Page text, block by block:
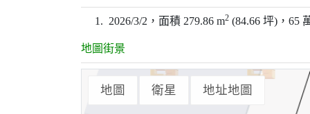
1. 2026/3/2，面積 279.86 m2 (84.66 坪)，65
地圖街景
地圖 衛星 地址地圖